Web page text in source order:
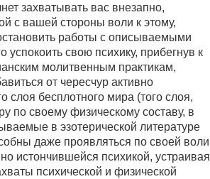
захватывать вас внезапно,
с вашей стороны воли к этому,
работы с описываемыми
свою психику, прибегнув к
молитвенным практикам,
от чересчур активно
бесплотного мира (того слоя,
по своему физическому составу, в
в эзотерической литературе
даже проявляться по своей воли
истончившейся психикой, устраивая
психической и физической